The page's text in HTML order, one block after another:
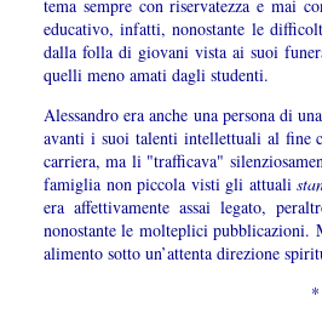
tema sempre con riservatezza e mai
educativo, infatti, nonostante le
dalla folla di giovani vista ai suoi
quelli meno amati dagli studenti.
Alessandro era anche una persona di
avanti i suoi talenti intellettuali al fine
carriera, ma li "trafficava"
famiglia non piccola visti gli attuali
era affettivamente assai legato,
nonostante le molteplici pubblicazioni.
alimento sotto un’attenta direzione